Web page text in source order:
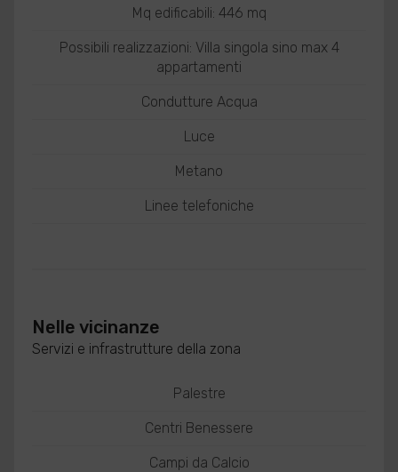
Mq edificabili: 446 mq
Possibili realizzazioni: Villa singola sino max 4
appartamenti
Condutture Acqua
Luce
Metano
Linee telefoniche
Nelle vicinanze
Servizi e infrastrutture della zona
Palestre
Centri Benessere
Campi da Calcio